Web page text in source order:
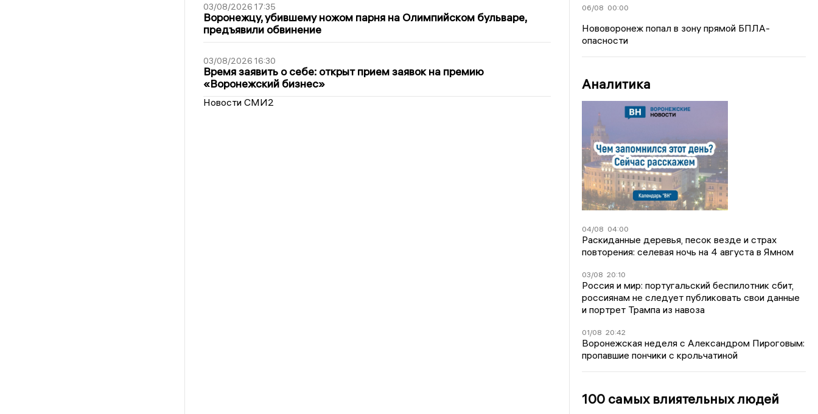
03/08/2026 17:35
Воронежцу, убившему ножом парня на Олимпийском бульваре,
предъявили обвинение
03/08/2026 16:30
Время заявить о себе: открыт прием заявок на премию
«Воронежский бизнес»
Новости СМИ2
06/08 00:00
Нововоронеж попал в зону прямой БПЛА-
опасности
Аналитика
04/08 04:00
Раскиданные деревья, песок везде и страх
повторения: селевая ночь на 4 августа в Ямном
03/08 20:10
Россия и мир: португальский беспилотник сбит,
россиянам не следует публиковать свои данные
и портрет Трампа из навоза
01/08 20:42
Воронежская неделя с Александром Пироговым:
пропавшие пончики с крольчатиной
100 самых влиятельных людей